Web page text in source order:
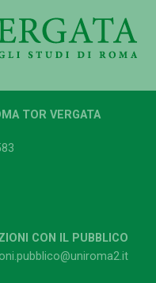
TOR VERGATA
CON IL PUBBLICO